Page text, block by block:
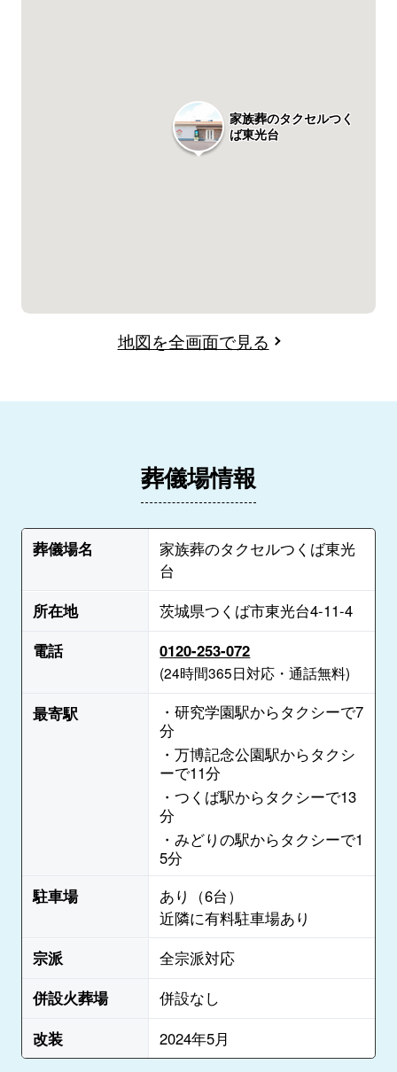
家族葬のタクセルつく
ば東光台
地図を全画面で見る
葬儀場情報
葬儀場名
家族葬のタクセルつくば東光
台
所在地
茨城県つくば市東光台4-11-4
電話
0120-253-072
(24時間365日対応・通話無料)
最寄駅
・研究学園駅からタクシーで7
分
・万博記念公園駅からタクシ
ーで11分
・つくば駅からタクシーで13
分
・みどりの駅からタクシーで1
5分
駐車場
あり（6台）
近隣に有料駐車場あり
宗派
全宗派対応
併設火葬場
併設なし
改装
2024年5月